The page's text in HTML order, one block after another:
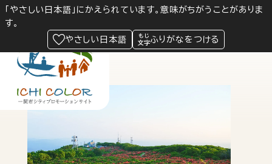
「やさしい日本語」にかえられています。意味がちがうことがありま
す。
やさしい日本語
ふりがなをつける
Language